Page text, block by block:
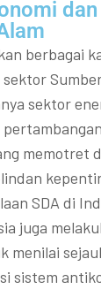
dan
berbagai
sektor
memotret
SDA di
juga
menilai
sistem